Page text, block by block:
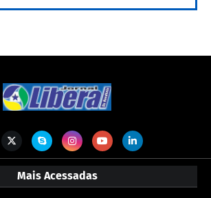
Mais Acessadas